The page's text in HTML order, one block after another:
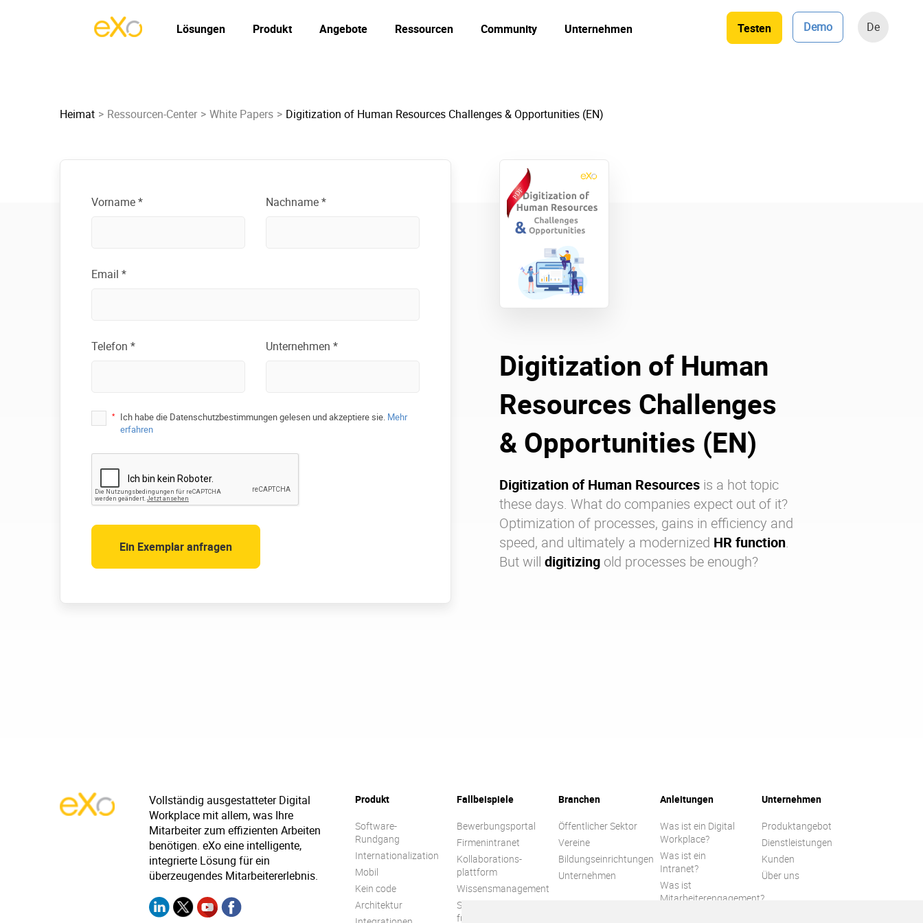
Testen Demo De
Lösungen Produkt Angebote Ressourcen Community Unternehmen
Heimat Ressourcen-Center White Papers Digitization of Human Resources Challenges & Opportunities (EN)
Digitization of Human
Resources Challenges
& Opportunities (EN)
Digitization of Human Resources is a hot topic
these days. What do companies expect out of it?
Optimization of processes, gains in efficiency and
speed, and ultimately a modernized HR function.
But will digitizing old processes be enough?
Vorname * Nachname *
Email *
Telefon * Unternehmen *
* Ich habe die Datenschutzbestimmungen gelesen und akzeptiere sie. Mehr
erfahren
Vollständig ausgestatteter Digital
Workplace mit allem, was Ihre
Mitarbeiter zum effizienten Arbeiten
benötigen. eXo eine intelligente,
integrierte Lösung für ein
überzeugendes Mitarbeitererlebnis.
Produkt
Software-
Rundgang
Internationalization
Mobil
Kein code
Architektur
Fallbeispiele
Bewerbungsportal
Firmenintranet
Kollaborations-
plattform
Wissensmanagement
Soziales Netzwerk
für Unternehmen
Branchen
Öffentlicher Sektor
Vereine
Bildungseinrichtungen
Unternehmen
Anleitungen
Was ist ein Digital
Workplace?
Was ist ein
Intranet?
Was ist
Mitarbeiterengagement?
Unternehmen
Produktangebot
Dienstleistungen
Kunden
Über uns